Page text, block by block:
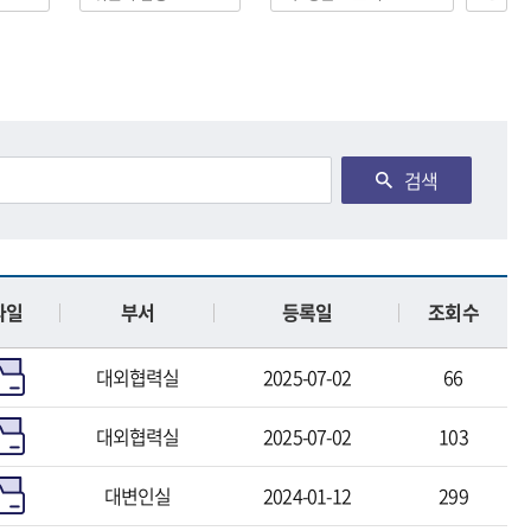
검색
일 부서 등록일 조회수
대외협력실 2025-07-02 66
대외협력실 2025-07-02 103
대변인실 2024-01-12 299